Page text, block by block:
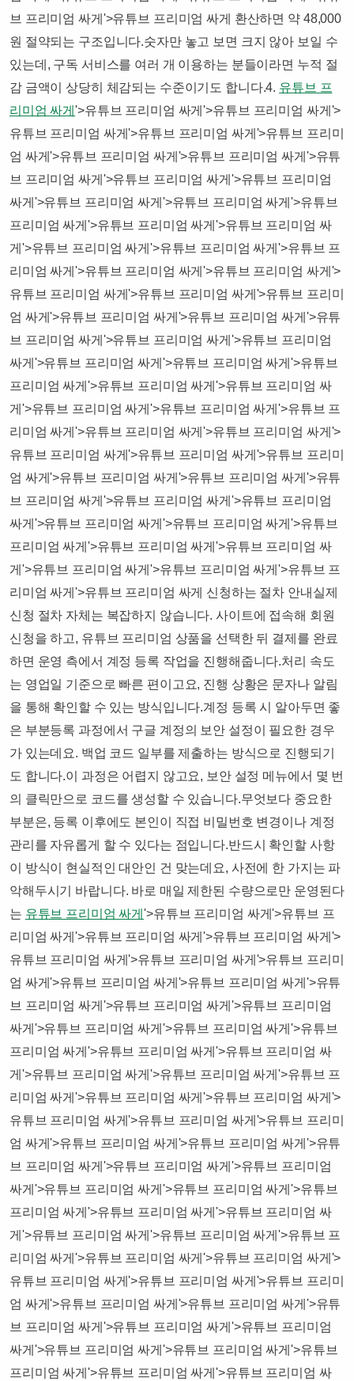
브 프리미엄 싸게'>유튜브 프리미엄 싸게 환산하면 약 48,000
원 절약되는 구조입니다.​숫자만 놓고 보면 크지 않아 보일 수
있는데, 구독 서비스를 여러 개 이용하는 분들이라면 누적 절
감 금액이 상당히 체감되는 수준이기도 합니다.​​4. 유튜브 프
리미엄 싸게'>유튜브 프리미엄 싸게'>유튜브 프리미엄 싸게'>
유튜브 프리미엄 싸게'>유튜브 프리미엄 싸게'>유튜브 프리미
엄 싸게'>유튜브 프리미엄 싸게'>유튜브 프리미엄 싸게'>유튜
브 프리미엄 싸게'>유튜브 프리미엄 싸게'>유튜브 프리미엄
싸게'>유튜브 프리미엄 싸게'>유튜브 프리미엄 싸게'>유튜브
프리미엄 싸게'>유튜브 프리미엄 싸게'>유튜브 프리미엄 싸
게'>유튜브 프리미엄 싸게'>유튜브 프리미엄 싸게'>유튜브 프
리미엄 싸게'>유튜브 프리미엄 싸게'>유튜브 프리미엄 싸게'>
유튜브 프리미엄 싸게'>유튜브 프리미엄 싸게'>유튜브 프리미
엄 싸게'>유튜브 프리미엄 싸게'>유튜브 프리미엄 싸게'>유튜
브 프리미엄 싸게'>유튜브 프리미엄 싸게'>유튜브 프리미엄
싸게'>유튜브 프리미엄 싸게'>유튜브 프리미엄 싸게'>유튜브
프리미엄 싸게'>유튜브 프리미엄 싸게'>유튜브 프리미엄 싸
게'>유튜브 프리미엄 싸게'>유튜브 프리미엄 싸게'>유튜브 프
리미엄 싸게'>유튜브 프리미엄 싸게'>유튜브 프리미엄 싸게'>
유튜브 프리미엄 싸게'>유튜브 프리미엄 싸게'>유튜브 프리미
엄 싸게'>유튜브 프리미엄 싸게'>유튜브 프리미엄 싸게'>유튜
브 프리미엄 싸게'>유튜브 프리미엄 싸게'>유튜브 프리미엄
싸게'>유튜브 프리미엄 싸게'>유튜브 프리미엄 싸게'>유튜브
프리미엄 싸게'>유튜브 프리미엄 싸게'>유튜브 프리미엄 싸
게'>유튜브 프리미엄 싸게'>유튜브 프리미엄 싸게'>유튜브 프
리미엄 싸게'>유튜브 프리미엄 싸게 신청하는 절차 안내실제
신청 절차 자체는 복잡하지 않습니다. 사이트에 접속해 회원
신청을 하고, 유튜브 프리미엄 상품을 선택한 뒤 결제를 완료
하면 운영 측에서 계정 등록 작업을 진행해줍니다.​처리 속도
는 영업일 기준으로 빠른 편이고요, 진행 상황은 문자나 알림
을 통해 확인할 수 있는 방식입니다.​​계정 등록 시 알아두면 좋
은 부분​​등록 과정에서 구글 계정의 보안 설정이 필요한 경우
가 있는데요. 백업 코드 일부를 제출하는 방식으로 진행되기
도 합니다.​​이 과정은 어렵지 않고요, 보안 설정 메뉴에서 몇 번
의 클릭만으로 코드를 생성할 수 있습니다.​​무엇보다 중요한
부분은, 등록 이후에도 본인이 직접 비밀번호 변경이나 계정
관리를 자유롭게 할 수 있다는 점입니다.​반드시 확인할 사항​
이 방식이 현실적인 대안인 건 맞는데요, 사전에 한 가지는 파
악해두시기 바랍니다. 바로 매일 제한된 수량으로만 운영된다
는 유튜브 프리미엄 싸게'>유튜브 프리미엄 싸게'>유튜브 프
리미엄 싸게'>유튜브 프리미엄 싸게'>유튜브 프리미엄 싸게'>
유튜브 프리미엄 싸게'>유튜브 프리미엄 싸게'>유튜브 프리미
엄 싸게'>유튜브 프리미엄 싸게'>유튜브 프리미엄 싸게'>유튜
브 프리미엄 싸게'>유튜브 프리미엄 싸게'>유튜브 프리미엄
싸게'>유튜브 프리미엄 싸게'>유튜브 프리미엄 싸게'>유튜브
프리미엄 싸게'>유튜브 프리미엄 싸게'>유튜브 프리미엄 싸
게'>유튜브 프리미엄 싸게'>유튜브 프리미엄 싸게'>유튜브 프
리미엄 싸게'>유튜브 프리미엄 싸게'>유튜브 프리미엄 싸게'>
유튜브 프리미엄 싸게'>유튜브 프리미엄 싸게'>유튜브 프리미
엄 싸게'>유튜브 프리미엄 싸게'>유튜브 프리미엄 싸게'>유튜
브 프리미엄 싸게'>유튜브 프리미엄 싸게'>유튜브 프리미엄
싸게'>유튜브 프리미엄 싸게'>유튜브 프리미엄 싸게'>유튜브
프리미엄 싸게'>유튜브 프리미엄 싸게'>유튜브 프리미엄 싸
게'>유튜브 프리미엄 싸게'>유튜브 프리미엄 싸게'>유튜브 프
리미엄 싸게'>유튜브 프리미엄 싸게'>유튜브 프리미엄 싸게'>
유튜브 프리미엄 싸게'>유튜브 프리미엄 싸게'>유튜브 프리미
엄 싸게'>유튜브 프리미엄 싸게'>유튜브 프리미엄 싸게'>유튜
브 프리미엄 싸게'>유튜브 프리미엄 싸게'>유튜브 프리미엄
싸게'>유튜브 프리미엄 싸게'>유튜브 프리미엄 싸게'>유튜브
프리미엄 싸게'>유튜브 프리미엄 싸게'>유튜브 프리미엄 싸